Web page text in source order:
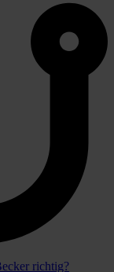
richtig?